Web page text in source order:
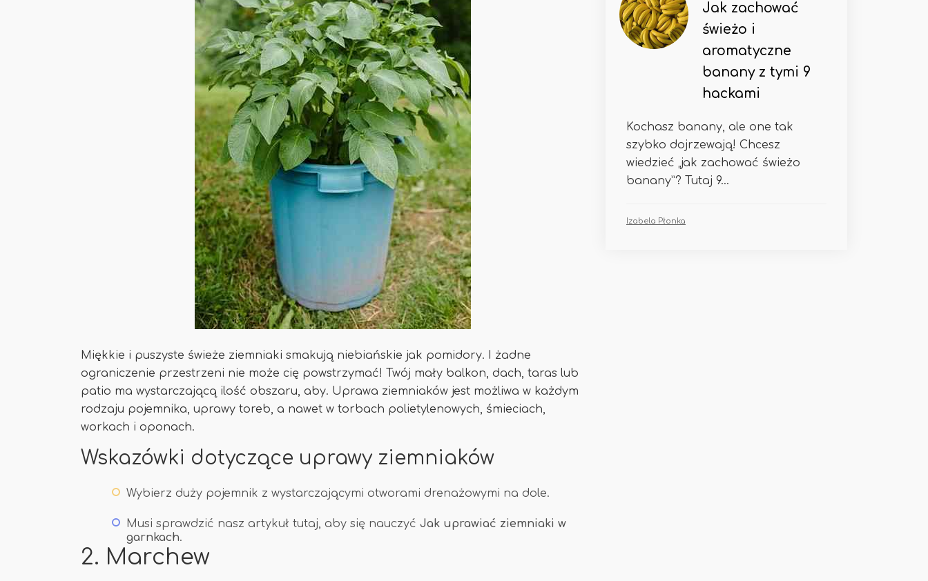
Miękkie i puszyste świeże ziemniaki smakują niebiańskie jak pomidory. I żadne
ograniczenie przestrzeni nie może cię powstrzymać! Twój mały balkon, dach, taras lub
patio ma wystarczającą ilość obszaru, aby. Uprawa ziemniaków jest możliwa w każdym
rodzaju pojemnika, uprawy toreb, a nawet w torbach polietylenowych, śmieciach,
workach i oponach.
Wskazówki dotyczące uprawy ziemniaków
Wybierz duży pojemnik z wystarczającymi otworami drenażowymi na dole.
Musi sprawdzić nasz artykuł tutaj, aby się nauczyć Jak uprawiać ziemniaki w
garnkach.
2. Marchew
Jak zachować
świeżo i
aromatyczne
banany z tymi 9
hackami
Kochasz banany, ale one tak
szybko dojrzewają! Chcesz
wiedzieć „jak zachować świeżo
banany”? Tutaj 9...
Izabela Płonka